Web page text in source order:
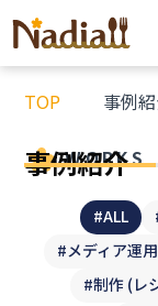
TOP 事例
WORKS
事例紹介
#ALL
#メディア運
#制作 (レ